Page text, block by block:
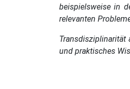
beispielsweise in
relevanten
Transdisziplinarität
und praktisches